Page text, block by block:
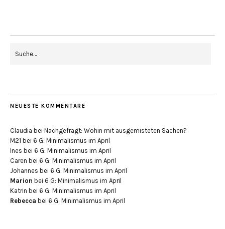
NEUESTE KOMMENTARE
Claudia bei Nachgefragt: Wohin mit ausgemisteten Sachen?
M21 bei 6 G: Minimalismus im April
Ines bei 6 G: Minimalismus im April
Caren bei 6 G: Minimalismus im April
Johannes bei 6 G: Minimalismus im April
Marion bei 6 G: Minimalismus im April
Katrin bei 6 G: Minimalismus im April
Rebecca bei 6 G: Minimalismus im April